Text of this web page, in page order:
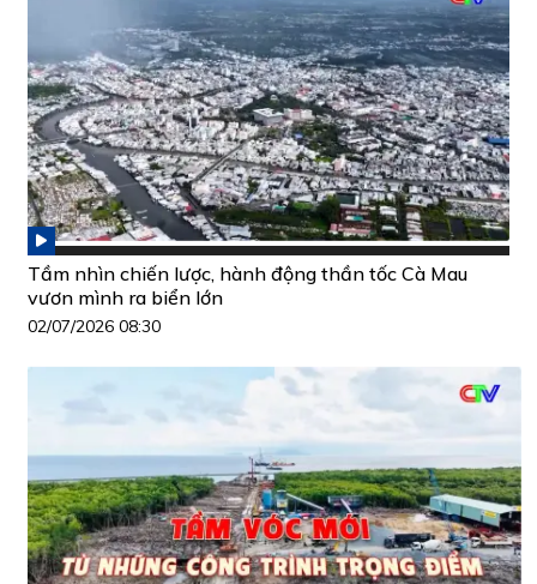
Tầm nhìn chiến lược, hành động thần tốc Cà Mau
vươn mình ra biển lớn
02/07/2026 08:30